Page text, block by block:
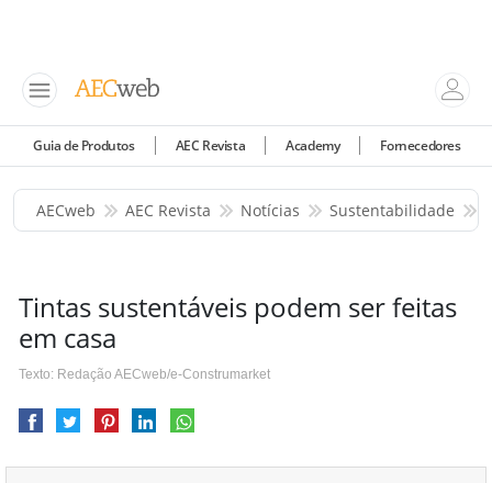
Guia de Produtos AEC Revista Academy Fornecedores
AECweb AEC Revista Notícias Sustentabilidade
Tintas sustentáveis podem ser feitas
em casa
Texto: Redação AECweb/e-Construmarket